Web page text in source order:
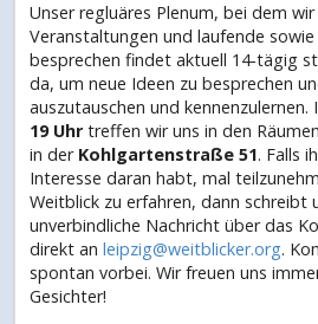
Unser regluäres Plenum, bei dem
Veranstaltungen und laufende
besprechen findet aktuell 14-tägig
da, um neue Ideen zu besprechen
auszutauschen und kennenzulernen.
19 Uhrtreffen wir uns in den
in der Kohlgartenstraße 51. Falls
Interesse daran habt, mal
Weitblick zu erfahren, dann schreibt
unverbindliche Nachricht über das
direkt an leipzig@weitblicker.org.
spontan vorbei. Wir freuen uns
Gesichter!